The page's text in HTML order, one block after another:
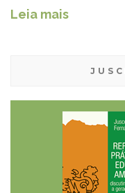
Leia mais